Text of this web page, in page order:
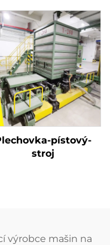
pístový-
stroj
výrobce mašin na